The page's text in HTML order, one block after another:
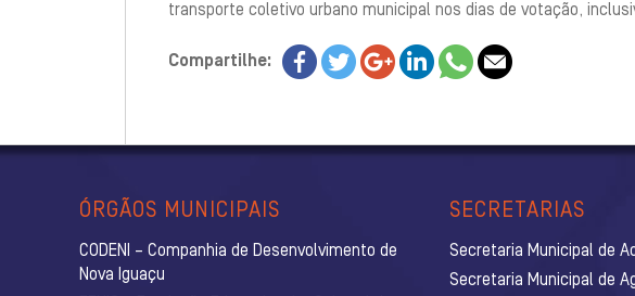
transporte coletivo urbano municipal nos dias de votação,
Compartilhe:
ÓRGÃOS MUNICIPAIS
CODENI – Companhia de Desenvolvimento de
Nova Iguaçu
SECRETARIAS
Secretaria Municipal de
Secretaria Municipal de